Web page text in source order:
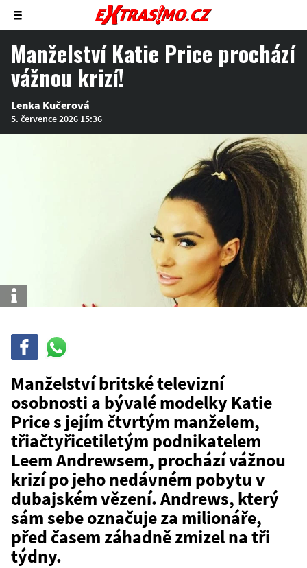
Zobrazit/skrýt
menu
Manželství Katie Price prochází
vážnou krizí!
Lenka Kučerová
5. července 2026 15:36
Info
Sdílej
WhatsAppu
Manželství britské televizní
osobnosti a bývalé modelky Katie
Price s jejím čtvrtým manželem,
třiačtyřicetiletým podnikatelem
Leem Andrewsem, prochází vážnou
krizí po jeho nedávném pobytu v
dubajském vězení. Andrews, který
sám sebe označuje za milionáře,
před časem záhadně zmizel na tři
týdny.